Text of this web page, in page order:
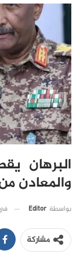
البرهان
والمعادن
بواسطة Editor
مشاركة